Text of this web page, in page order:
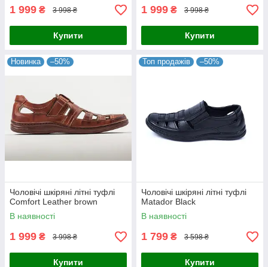
1 999 ₴ 3 998 ₴
Купити
1 999 ₴ 3 998 ₴
Купити
Новинка –50%
Чоловічі шкіряні літні туфлі
Comfort Leather brown
В наявності
1 999 ₴ 3 998 ₴
Купити
Топ продажів –50%
Чоловічі шкіряні літні туфлі
Matador Black
В наявності
1 799 ₴ 3 598 ₴
Купити